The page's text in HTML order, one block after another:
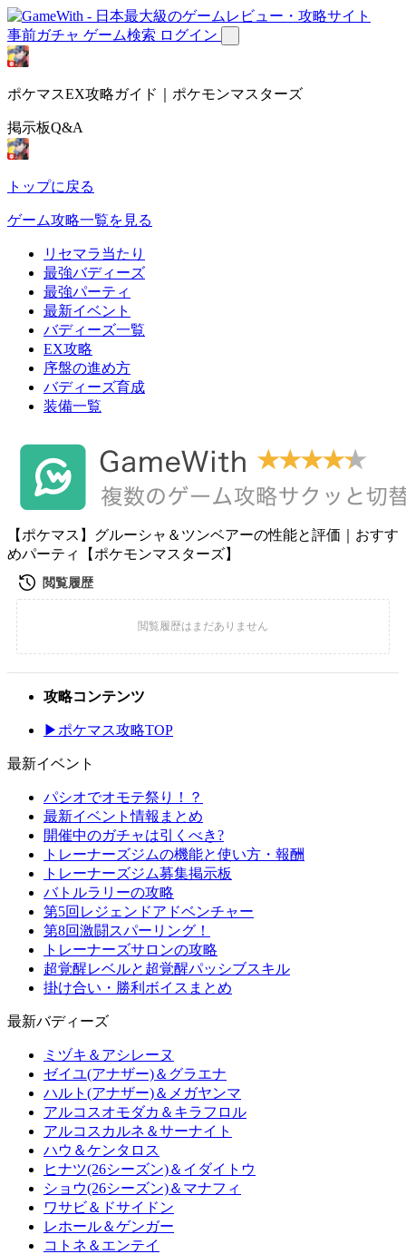
事前ガチャ ゲーム検索 ログイン
ポケマスEX攻略ガイド｜ポケモンマスターズ
掲示板Q&A
トップに戻る
ゲーム攻略一覧を見る
リセマラ当たり
最強バディーズ
最強パーティ
最新イベント
バディーズ一覧
EX攻略
序盤の進め方
バディーズ育成
装備一覧
【ポケマス】グルーシャ＆ツンベアーの性能と評価｜おすす
めパーティ【ポケモンマスターズ】
攻略コンテンツ
▶ポケマス攻略TOP
最新イベント
パシオでオモテ祭り！？
最新イベント情報まとめ
開催中のガチャは引くべき?
トレーナーズジムの機能と使い方・報酬
トレーナーズジム募集掲示板
バトルラリーの攻略
第5回レジェンドアドベンチャー
第8回激闘スパーリング！
トレーナーズサロンの攻略
超覚醒レベルと超覚醒パッシブスキル
掛け合い・勝利ボイスまとめ
最新バディーズ
ミヅキ＆アシレーヌ
ゼイユ(アナザー)＆グラエナ
ハルト(アナザー)＆メガヤンマ
アルコスオモダカ＆キラフロル
アルコスカルネ＆サーナイト
ハウ＆ケンタロス
ヒナツ(26シーズン)＆イダイトウ
ショウ(26シーズン)＆マナフィ
ワサビ＆ドサイドン
レホール＆ゲンガー
コトネ＆エンテイ